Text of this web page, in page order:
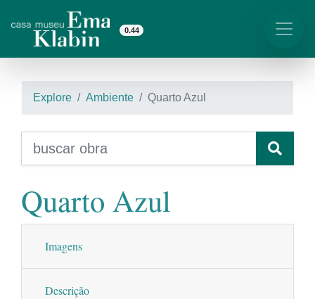
0.44
Explore Ambiente Quarto Azul
Quarto Azul
Imagens
Descrição